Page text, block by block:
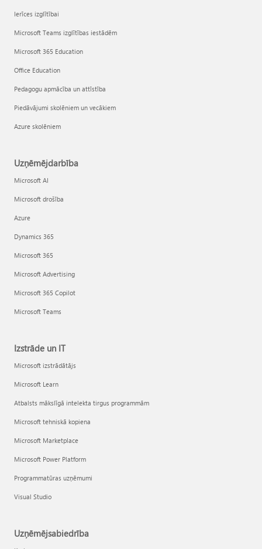
Ierīces izglītībai
Microsoft Teams izglītības iestādēm
Microsoft 365 Education
Office Education
Pedagogu apmācība un attīstība
Piedāvājumi skolēniem un vecākiem
Azure skolēniem
Uzņēmējdarbība
Microsoft AI
Microsoft drošība
Azure
Dynamics 365
Microsoft 365
Microsoft Advertising
Microsoft 365 Copilot
Microsoft Teams
Izstrāde un IT
Microsoft izstrādātājs
Microsoft Learn
Atbalsts mākslīgā intelekta tirgus programmām
Microsoft tehniskā kopiena
Microsoft Marketplace
Microsoft Power Platform
Programmatūras uzņēmumi
Visual Studio
Uzņēmējsabiedrība